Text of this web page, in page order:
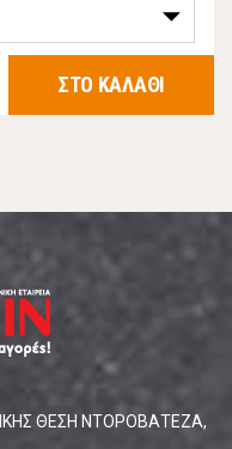
ΣΤΟ ΚΑΛΑΘΙ
ΘΕΣΗ ΝΤΟΡΟΒΑΤΕΖΑ,